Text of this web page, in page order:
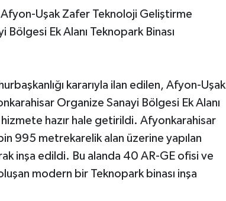
Afyon-Uşak Zafer Teknoloji Geliştirme
Ek Alanı Teknopark Binası
kararıyla ilan edilen, Afyon-Uşak
Organize Sanayi Bölgesi Ek Alanı
hizmete hazır hale getirildi. Afyonkarahisar
995 metrekarelik alan üzerine yapılan
inşa edildi. Bu alanda 40 AR-GE ofisi ve
modern bir Teknopark binası inşa